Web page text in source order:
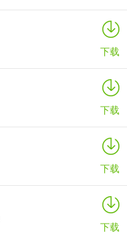
下载
下载
下载
下载